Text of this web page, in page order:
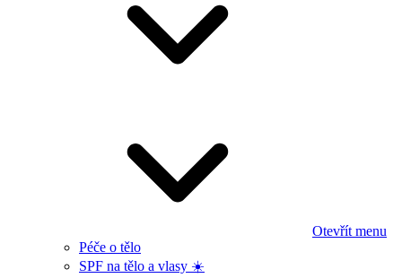
Otevřít menu
Péče o tělo
SPF na tělo a vlasy ☀️